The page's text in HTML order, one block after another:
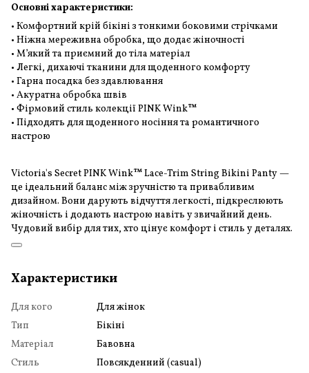
Основні характеристики:
• Комфортний крій бікіні з тонкими боковими стрічками
• Ніжна мереживна обробка, що додає жіночності
• М’який та приємний до тіла матеріал
• Легкі, дихаючі тканини для щоденного комфорту
• Гарна посадка без здавлювання
• Акуратна обробка швів
• Фірмовий стиль колекції PINK Wink™
• Підходять для щоденного носіння та романтичного
настрою
Victoria's Secret PINK Wink™ Lace-Trim String Bikini Panty —
це ідеальний баланс між зручністю та привабливим
дизайном. Вони дарують відчуття легкості, підкреслюють
жіночність і додають настрою навіть у звичайний день.
Чудовий вибір для тих, хто цінує комфорт і стиль у деталях.
Характеристики
Для кого
Для жінок
Тип
Бікіні
Матеріал
Бавовна
Стиль
Повсякденний (casual)